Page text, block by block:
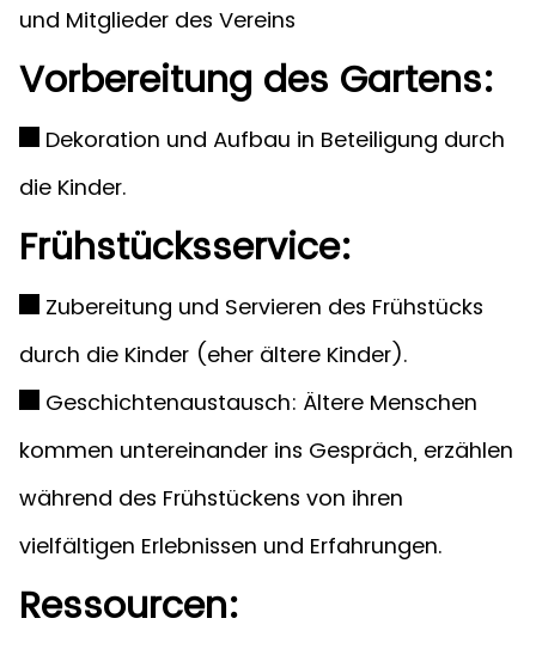
und Mitglieder des Vereins
Vorbereitung des Gartens:
Dekoration und Aufbau in Beteiligung durch
die Kinder.
Frühstücksservice:
Zubereitung und Servieren des Frühstücks
durch die Kinder (eher ältere Kinder).
Geschichtenaustausch: Ältere Menschen
kommen untereinander ins Gespräch, erzählen
während des Frühstückens von ihren
vielfältigen Erlebnissen und Erfahrungen.
Ressourcen: